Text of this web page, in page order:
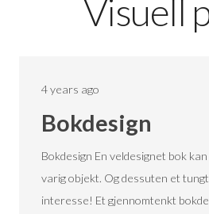
Visuell
4 years ago
Bokdesign
Bokdesign En veldesignet bok
varig objekt. Og dessuten et
interesse! Et gjennomtenkt